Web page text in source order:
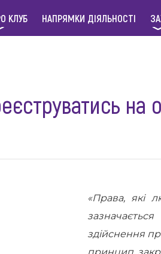
КЛУБ НАПРЯМКИ ДІЯЛЬНОСТІ
на
«Права, які
здійснення